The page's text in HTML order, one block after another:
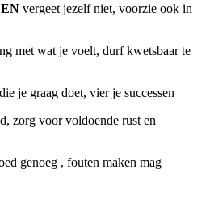
EN vergeet jezelf niet, voorzie ook in
met wat je voelt, durf kwetsbaar te
je graag doet, vier je successen
zorg voor voldoende rust en
genoeg , fouten maken mag